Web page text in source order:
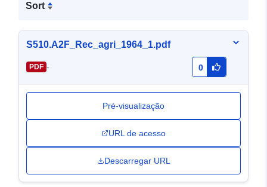
Sort
S510.A2F_Rec_agri_1964_1.pdf
PDF - 0
Pré-visualização
URL de acesso
Descarregar URL